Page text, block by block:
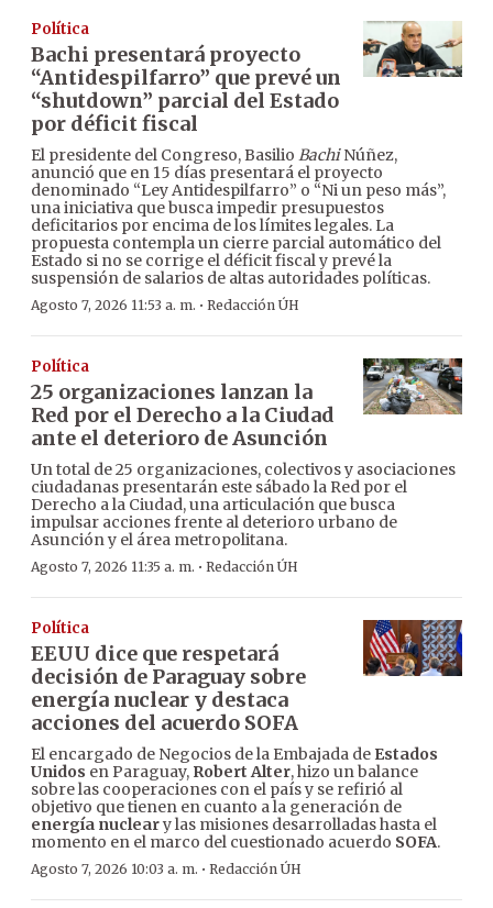
Política
Bachi presentará proyecto
“Antidespilfarro” que prevé un
“shutdown” parcial del Estado
por déficit fiscal
El presidente del Congreso, Basilio BachiNúñez,
anunció que en 15 días presentará el proyecto
denominado “Ley Antidespilfarro” o “Ni un peso más”,
una iniciativa que busca impedir presupuestos
deficitarios por encima de los límites legales. La
propuesta contempla un cierre parcial automático del
Estado si no se corrige el déficit fiscal y prevé la
suspensión de salarios de altas autoridades políticas.
Agosto 7, 2026 11:53 a. m. · Redacción ÚH
Política
25 organizaciones lanzan la
Red por el Derecho a la Ciudad
ante el deterioro de Asunción
Un total de 25 organizaciones, colectivos y asociaciones
ciudadanas presentarán este sábado la Red por el
Derecho a la Ciudad, una articulación que busca
impulsar acciones frente al deterioro urbano de
Asunción y el área metropolitana.
Agosto 7, 2026 11:35 a. m. · Redacción ÚH
Política
EEUU dice que respetará
decisión de Paraguay sobre
energía nuclear y destaca
acciones del acuerdo SOFA
El encargado de Negocios de la Embajada de Estados
Unidos en Paraguay, Robert Alter, hizo un balance
sobre las cooperaciones con el país y se refirió al
objetivo que tienen en cuanto a la generación de
energía nucleary las misiones desarrolladas hasta el
momento en el marco del cuestionado acuerdo SOFA.
Agosto 7, 2026 10:03 a. m. · Redacción ÚH